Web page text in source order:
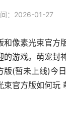
：2026-01-27
和像素光束官方
的游戏。萌宠封
版(暂未上线)今
束官方版如何玩